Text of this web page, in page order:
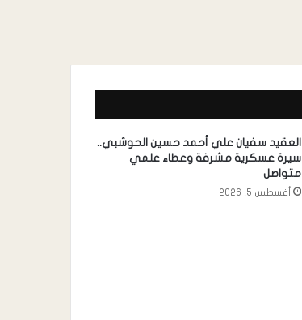
العقيد سفيان علي أحمد حسين الحوشبي..
سيرة عسكرية مشرفة وعطاء علمي
متواصل
أغسطس 5, 2026